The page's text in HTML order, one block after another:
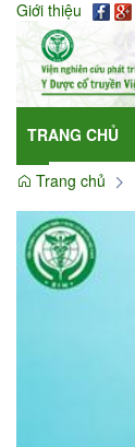
Giới thiệu
TRANG CHỦ
Trang chủ